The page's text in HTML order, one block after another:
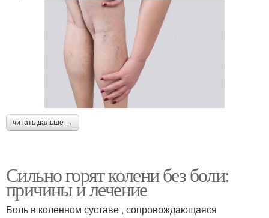
читать дальше →
Сильно горят колени без боли:
причины и лечение
Боль в коленном суставе , сопровождающаяся